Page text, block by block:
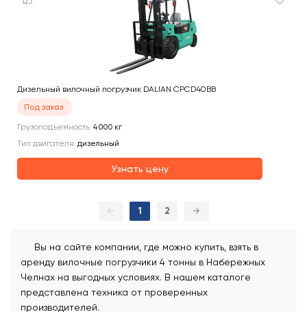
Дизельный вилочный погрузчик DALIAN CPCD40BB
Под заказ
Грузоподъемность 4000 кг
Тип двигателя дизельный
Узнать цену
← 1 2 →
Вы на сайте компании, где можно купить, взять в
аренду вилочные погрузчики 4 тонны в Набережных
Челнах на выгодных условиях. В нашем каталоге
представлена техника от проверенных
производителей.